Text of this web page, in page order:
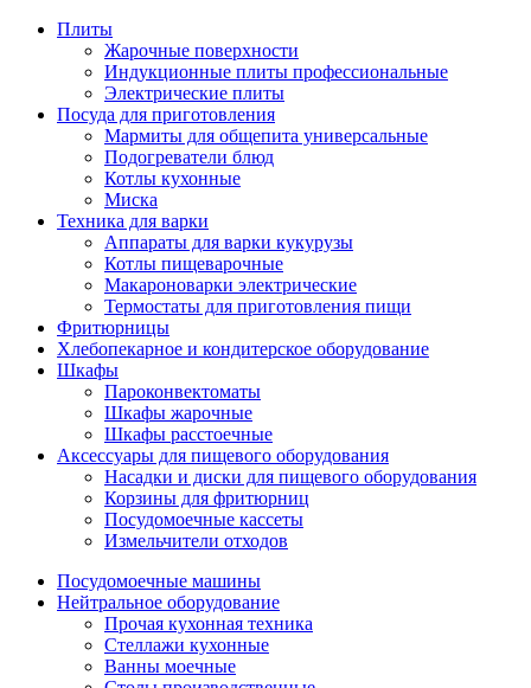
Плиты
Жарочные поверхности
Индукционные плиты профессиональные
Электрические плиты
Посуда для приготовления
Мармиты для общепита универсальные
Подогреватели блюд
Котлы кухонные
Миска
Техника для варки
Аппараты для варки кукурузы
Котлы пищеварочные
Макароноварки электрические
Термостаты для приготовления пищи
Фритюрницы
Хлебопекарное и кондитерское оборудование
Шкафы
Пароконвектоматы
Шкафы жарочные
Шкафы расстоечные
Аксессуары для пищевого оборудования
Насадки и диски для пищевого оборудования
Корзины для фритюрниц
Посудомоечные кассеты
Измельчители отходов
Посудомоечные машины
Нейтральное оборудование
Прочая кухонная техника
Стеллажи кухонные
Ванны моечные